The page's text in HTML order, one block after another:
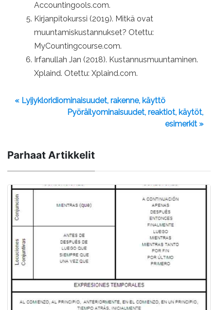
Accountingools.com.
Kirjanpitokurssi (2019). Mitkä ovat
muuntamiskustannukset? Otettu:
MyCountingcourse.com.
Irfanullah Jan (2018). Kustannusmuuntaminen.
Xplaind. Otettu: Xplaind.com.
« Lyijykloridiominaisuudet, rakenne, käyttö
Pyöräilyominaisuudet, reaktiot, käytöt,
esimerkit »
Parhaat Artikkelit